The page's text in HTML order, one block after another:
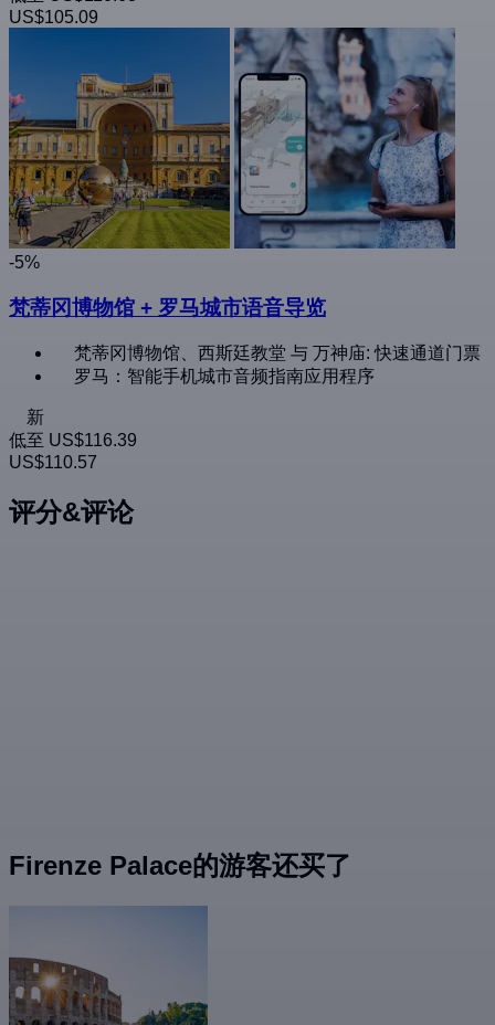
US$105.09
-5%
梵蒂冈博物馆 + 罗马城市语音导览
梵蒂冈博物馆、西斯廷教堂 与 万神庙: 快速通道门票
罗马：智能手机城市音频指南应用程序
新
低至 US$116.39
US$110.57
评分&评论
Firenze Palace的游客还买了